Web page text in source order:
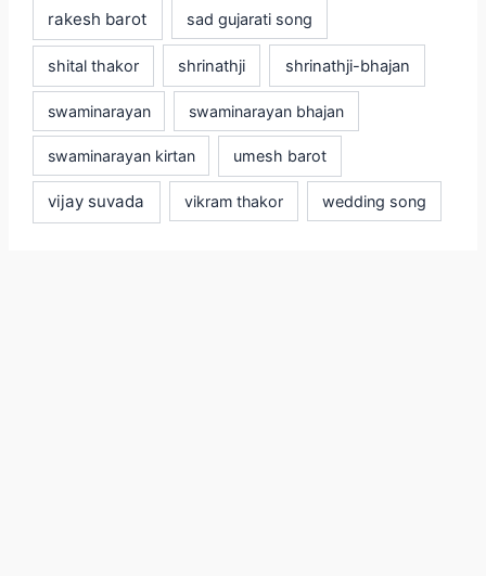
rakesh barot sad gujarati song
shital thakor shrinathji shrinathji-bhajan
swaminarayan swaminarayan bhajan
swaminarayan kirtan umesh barot
vijay suvada vikram thakor wedding song